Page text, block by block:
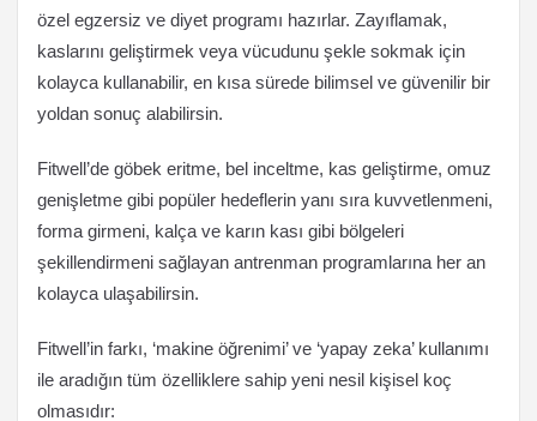
özel egzersiz ve diyet programı hazırlar. Zayıflamak,
kaslarını geliştirmek veya vücudunu şekle sokmak için
kolayca kullanabilir, en kısa sürede bilimsel ve güvenilir bir
yoldan sonuç alabilirsin.
Fitwell’de göbek eritme, bel inceltme, kas geliştirme, omuz
genişletme gibi popüler hedeflerin yanı sıra kuvvetlenmeni,
forma girmeni, kalça ve karın kası gibi bölgeleri
şekillendirmeni sağlayan antrenman programlarına her an
kolayca ulaşabilirsin.
Fitwell’in farkı, ‘makine öğrenimi’ ve ‘yapay zeka’ kullanımı
ile aradığın tüm özelliklere sahip yeni nesil kişisel koç
olmasıdır: